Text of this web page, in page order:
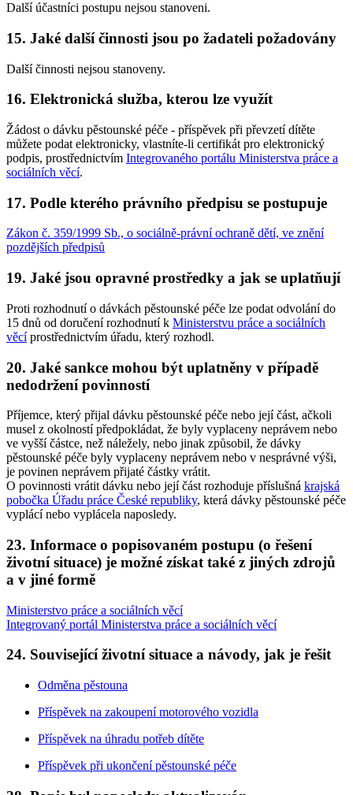
Další účastníci postupu nejsou stanoveni.
15. Jaké další činnosti jsou po žadateli požadovány
Další činnosti nejsou stanoveny.
16. Elektronická služba, kterou lze využít
Žádost o dávku pěstounské péče - příspěvek při převzetí dítěte
můžete podat elektronicky, vlastníte-li certifikát pro elektronický
podpis, prostřednictvím Integrovaného portálu Ministerstva práce a
sociálních věcí.
17. Podle kterého právního předpisu se postupuje
Zákon č. 359/1999 Sb., o sociálně-právní ochraně dětí, ve znění
pozdějších předpisů
19. Jaké jsou opravné prostředky a jak se uplatňují
Proti rozhodnutí o dávkách pěstounské péče lze podat odvolání do
15 dnů od doručení rozhodnutí k Ministerstvu práce a sociálních
věcíprostřednictvím úřadu, který rozhodl.
20. Jaké sankce mohou být uplatněny v případě
nedodržení povinností
Příjemce, který přijal dávku pěstounské péče nebo její část, ačkoli
musel z okolností předpokládat, že byly vyplaceny neprávem nebo
ve vyšší částce, než náležely, nebo jinak způsobil, že dávky
pěstounské péče byly vyplaceny neprávem nebo v nesprávné výši,
je povinen neprávem přijaté částky vrátit.
O povinnosti vrátit dávku nebo její část rozhoduje příslušná krajská
pobočka Úřadu práce České republiky, která dávky pěstounské péče
vyplácí nebo vyplácela naposledy.
23. Informace o popisovaném postupu (o řešení
životní situace) je možné získat také z jiných zdrojů
a v jiné formě
Ministerstvo práce a sociálních věcí
Integrovaný portál Ministerstva práce a sociálních věcí
24. Související životní situace a návody, jak je řešit
Odměna pěstouna
Příspěvek na zakoupení motorového vozidla
Příspěvek na úhradu potřeb dítěte
Příspěvek při ukončení pěstounské péče